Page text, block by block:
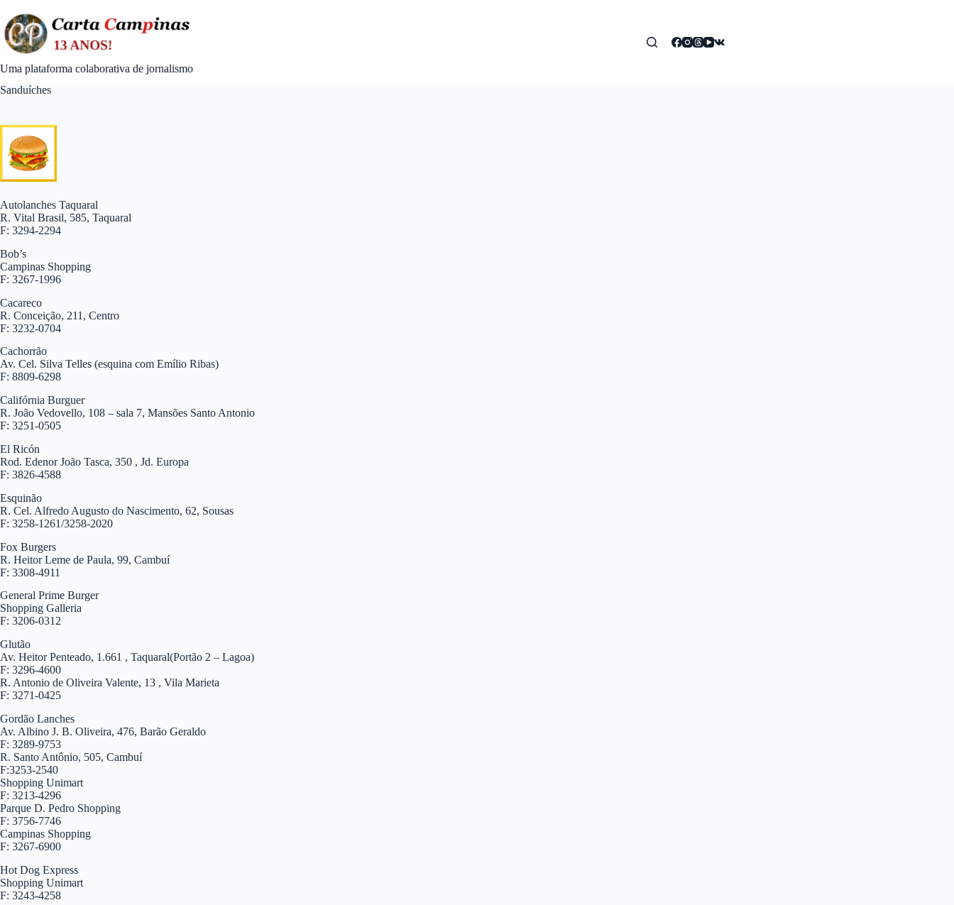
content
Uma plataforma colaborativa de jornalismo
Sanduíches
Autolanches Taquaral
R. Vital Brasil, 585, Taquaral
F: 3294-2294
Bob’s
Campinas Shopping
F: 3267-1996
Cacareco
R. Conceição, 211, Centro
F: 3232-0704
Cachorrão
Av. Cel. Silva Telles (esquina com Emílio Ribas)
F: 8809-6298
Califórnia Burguer
R. João Vedovello, 108 – sala 7, Mansões Santo Antonio
F: 3251-0505
El Ricón
Rod. Edenor João Tasca, 350 , Jd. Europa
F: 3826-4588
Esquinão
R. Cel. Alfredo Augusto do Nascimento, 62, Sousas
F: 3258-1261/3258-2020
Fox Burgers
R. Heitor Leme de Paula, 99, Cambuí
F: 3308-4911
General Prime Burger
Shopping Galleria
F: 3206-0312
Glutão
Av. Heitor Penteado, 1.661 , Taquaral(Portão 2 – Lagoa)
F: 3296-4600
R. Antonio de Oliveira Valente, 13 , Vila Marieta
F: 3271-0425
Gordão Lanches
Av. Albino J. B. Oliveira, 476, Barão Geraldo
F: 3289-9753
R. Santo Antônio, 505, Cambuí
F:3253-2540
Shopping Unimart
F: 3213-4296
Parque D. Pedro Shopping
F: 3756-7746
Campinas Shopping
F: 3267-6900
Hot Dog Express
Shopping Unimart
F: 3243-4258